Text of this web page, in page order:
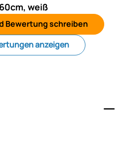
weiß
Bewertung schreiben
anzeigen